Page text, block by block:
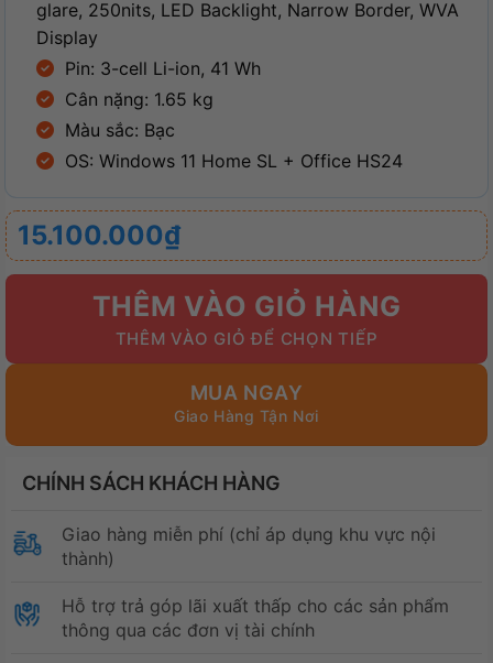
glare, 250nits, LED Backlight, Narrow Border, WVA
Display
Pin: 3-cell Li-ion, 41 Wh
Cân nặng: 1.65 kg
Màu sắc: Bạc
OS: Windows 11 Home SL + Office HS24
15.100.000₫
THÊM VÀO GIỎ HÀNG
MUA NGAY
CHÍNH SÁCH KHÁCH HÀNG
Giao hàng miễn phí (chỉ áp dụng khu vực nội
thành)
Hỗ trợ trả góp lãi xuất thấp cho các sản phẩm
thông qua các đơn vị tài chính